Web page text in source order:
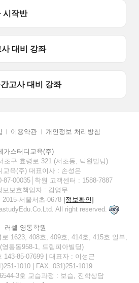
시작반
대비 강좌
고사 대비 강좌
이용약관 개인정보 처리방침
가스터디교육(주)
초구 효령로 321 (서초동, 덕원빌딩)
교육(주) 대표이사 : 손성은
87-00035│학원 고객센터 : 1588-7887
보보호책임자 : 김영무
서울서초-0678 [정보확인]
All right reserved.
러셀 영통학원
1623, 408호, 409호, 414호, 415호 일부,
영통동958-1, 드림피아빌딩)
143-85-07699 | 대표자 : 이성근
1010 | FAX: 031)251-1019
3호 교습과정 : 보습, 진학상담